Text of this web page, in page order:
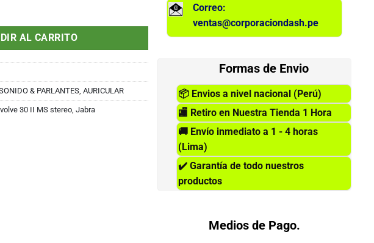
II MS stereo - Auricular - en oreja cantidad
AL CARRITO
& PARLANTES,AURICULAR
30 II MS stereo,Jabra
Correo:
ventas@corporaciondash.pe
Formas de Envio
📦 Envios a nivel nacional (Perú)
🏬 Retiro en Nuestra Tienda 1 Hora
🚚 Envío inmediato a 1 - 4 horas
(Lima)
✔️ Garantía de todo nuestros
productos
Medios de Pago.